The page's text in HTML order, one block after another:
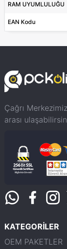
RAM UYUMLULUĞU
EAN Kodu
Çağrı
arası
KATEGORİLER
OEM PAKETLER